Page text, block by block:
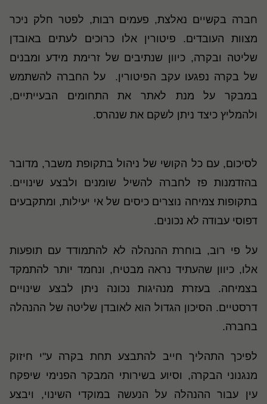
חברה בקשיים נאלצת, פעמים רבות, לפטר חלק ניכר
מצוות העובדים. פיטורין אלו כרוכים לעתים באובדן
שליטה ובקרה, כיוון שנתיבים של זרימת מידע ומבנים
של בקרה נפגעו עקב הפיטורין. על החברה להשתמש
במבקר על מנת לאתר את התחומים הבעייתיים,
ולהמליץ כיצד ניתן לשקם את שנהרס.
לסיכום, עם כל הקושי של ניהול בתקופת משבר, מדובר
בהזדמנות פז לחברה להשיל שומנים ולבצע שינויים.
בתקופות צמיחה נוצרים כיסים של אי יעילות, ומתקבעים
דפוסי עבודה לא נכונים.
על פי רוב, בוחרת ההנהלה לא להתמודד עם תופעות
אלו, כיוון שהעתיד נראה מבטיח, ונחמד יותר להתמקד
בצמיחה. בעזרת מנהיגות נכונה ניתן לבצע שינויים
דרסטיים. הסיכון הגדול הוא לאובדן שליטה של ההנהלה
בחברה.
לפיכך התהליך חייב להתבצע תחת בקרה ע"י חיזוק
מנגנוני הבקרה, וסיוע בשירותי המבקר הפנימי שיפקח
עין עבור ההנהלה על הנעשה במוקדי השינוי, ויבצע